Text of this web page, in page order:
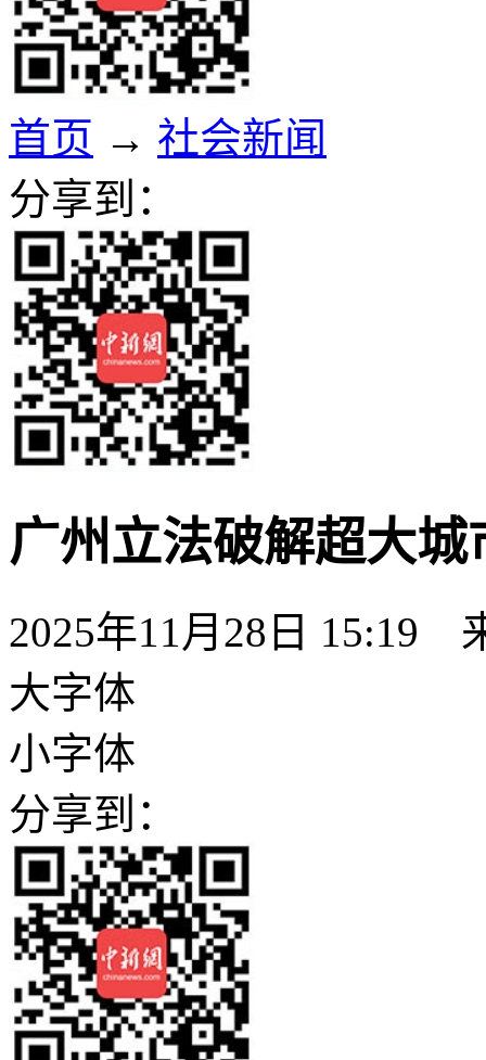
首页 → 社会新闻
分享到：
广州立法破解超大
2025年11月28日 15:19
大字体
小字体
分享到：